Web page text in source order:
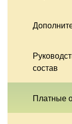
состав
Платные